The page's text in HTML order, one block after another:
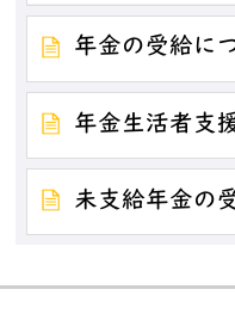
年金の受給に
年金生活者支
未支給年金の